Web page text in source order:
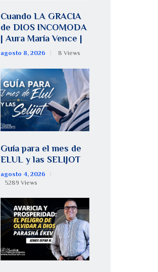
Cuando LA GRACIA
de DIOS INCOMODA
| Aura María Vence |
agosto 8, 2026 8 Views
Guía para el mes de
ELUL y las SELIJOT
agosto 4, 2026
5289 Views